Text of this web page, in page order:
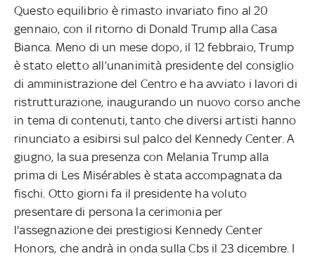
Questo equilibrio è rimasto invariato fino al 20
gennaio, con il ritorno di Donald Trump alla Casa
Bianca. Meno di un mese dopo, il 12 febbraio, Trump
è stato eletto all’unanimità presidente del consiglio
di amministrazione del Centro e ha avviato i lavori di
ristrutturazione, inaugurando un nuovo corso anche
in tema di contenuti, tanto che diversi artisti hanno
rinunciato a esibirsi sul palco del Kennedy Center. A
giugno, la sua presenza con Melania Trump alla
prima di Les Misérables è stata accompagnata da
fischi. Otto giorni fa il presidente ha voluto
presentare di persona la cerimonia per
l'assegnazione dei prestigiosi Kennedy Center
Honors, che andrà in onda sulla Cbs il 23 dicembre. I